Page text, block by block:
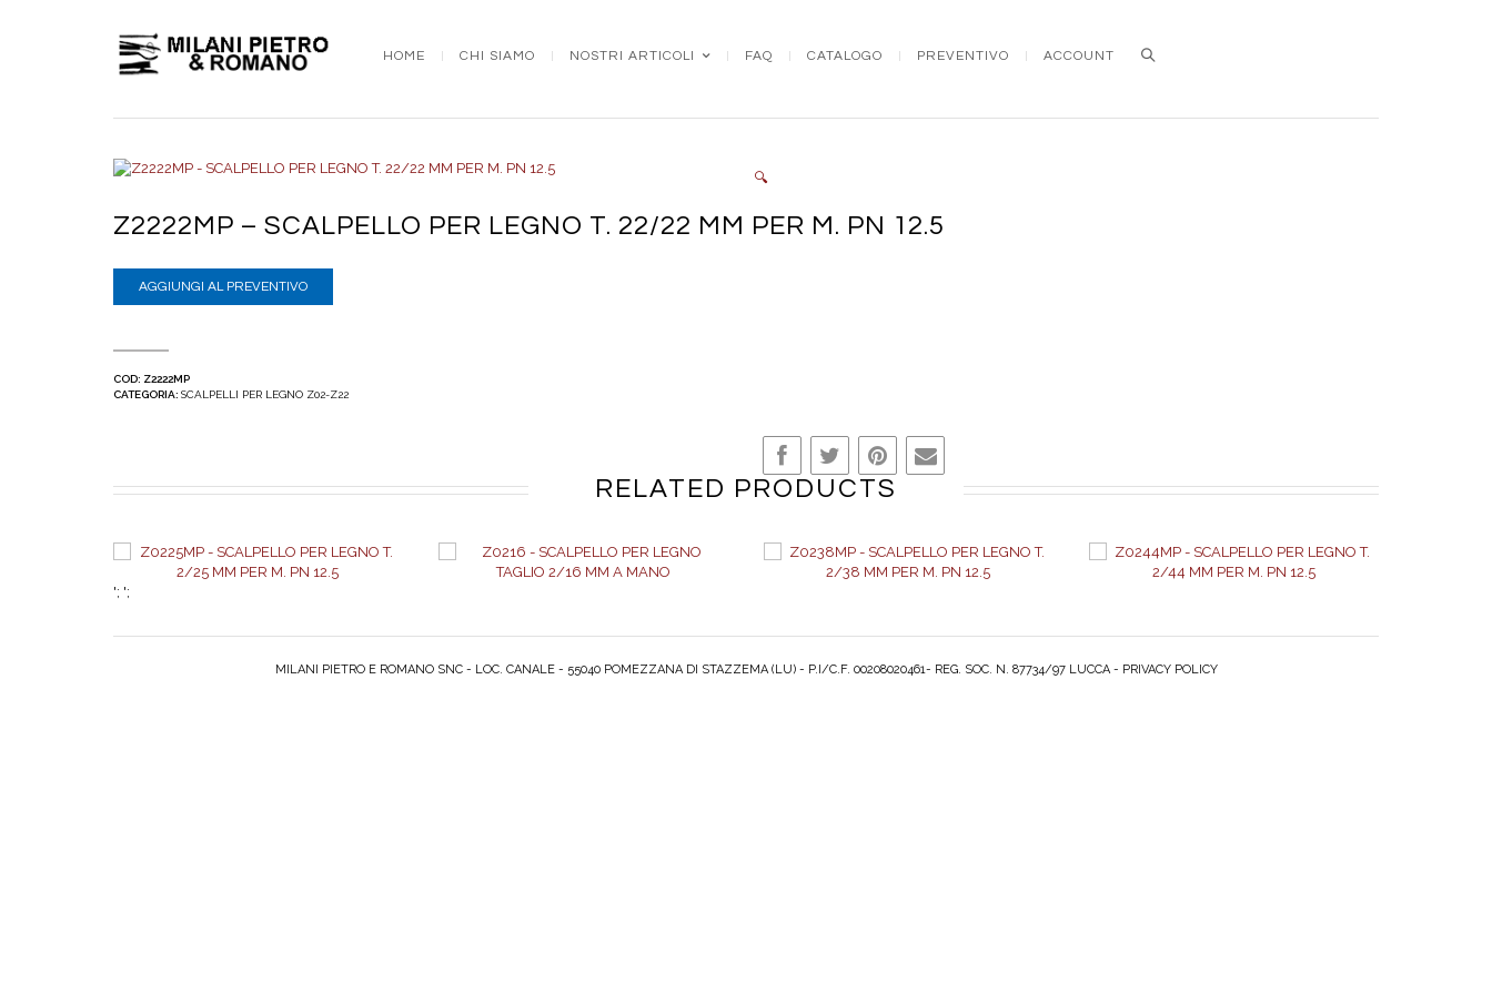
HOME CHI SIAMO NOSTRI ARTICOLI FAQ CATALOGO PREVENTIVO ACCOUNT
🔍
Z2222MP – SCALPELLO PER LEGNO T. 22/22 MM PER M. PN 12.5
AGGIUNGI AL PREVENTIVO
COD: Z2222MP
CATEGORIA: SCALPELLI PER LEGNO Z02-Z22
RELATED PRODUCTS
'; ';
MILANI PIETRO E ROMANO SNC - LOC. CANALE - 55040 POMEZZANA DI STAZZEMA (LU) - P.I/C.F. 00208020461- REG. SOC. N. 87734/97 LUCCA - PRIVACY POLICY